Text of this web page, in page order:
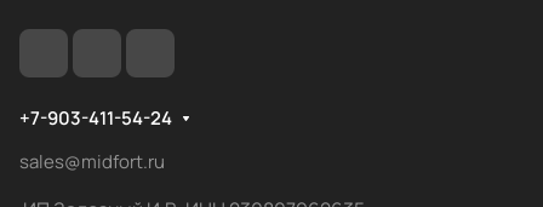
+7-903-411-54-24
sales@midfort.ru